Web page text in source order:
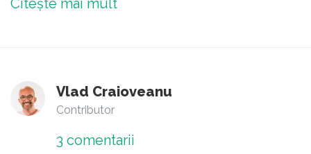
Vlad Craioveanu
Contributor
3 comentarii